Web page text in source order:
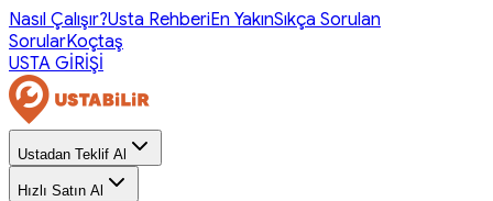
Nasıl Çalışır?Usta RehberiEn YakınSıkça Sorulan
SorularKoçtaş
USTA GİRİŞİ
Ustadan Teklif Al
Hızlı Satın Al